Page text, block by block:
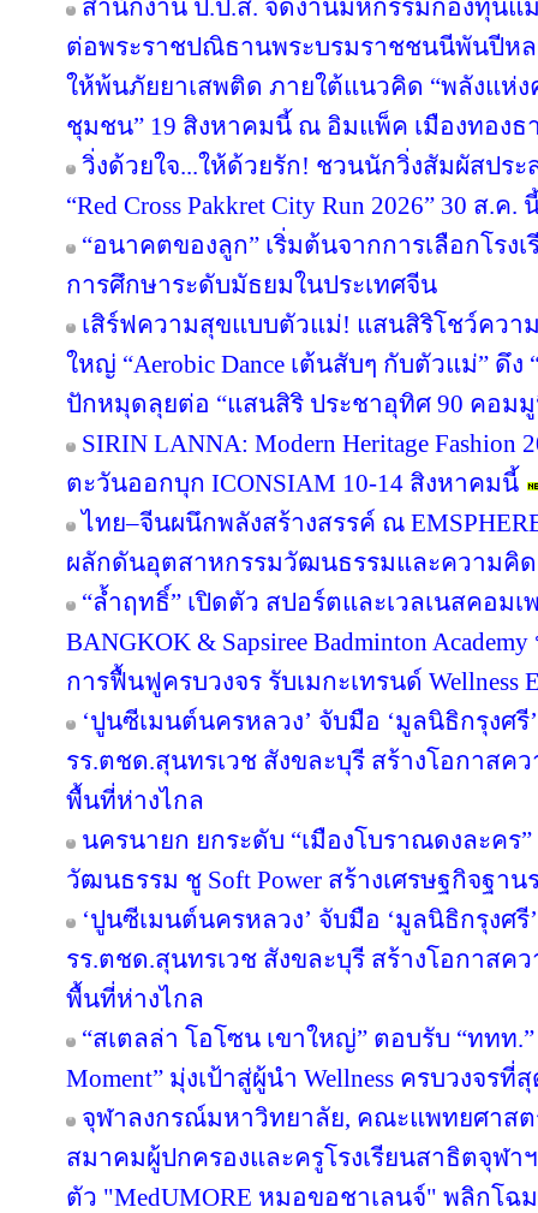
สำนักงาน ป.ป.ส. จัดงานมหกรรมกองทุนแ
ต่อพระราชปณิธานพระบรมราชชนนีพันปีห
ให้พ้นภัยยาเสพติด ภายใต้แนวคิด “พลังแห่
ชุมชน” 19 สิงหาคมนี้ ณ อิมแพ็ค เมืองทองธ
วิ่งด้วยใจ...ให้ด้วยรัก! ชวนนักวิ่งสัมผัสปร
“Red Cross Pakkret City Run 2026” 30 ส.ค.
“อนาคตของลูก” เริ่มต้นจากการเลือกโรง
การศึกษาระดับมัธยมในประเทศจีน
เสิร์ฟความสุขแบบตัวแม่! แสนสิริโชว์ความ
ใหญ่ “Aerobic Dance เต้นสับๆ กับตัวแม่” ดึ
ปักหมุดลุยต่อ “แสนสิริ ประชาอุทิศ 90 คอม
SIRIN LANNA: Modern Heritage
ตะวันออกบุก ICONSIAM 10-14 สิงหาคมนี้
ไทย–จีนผนึกพลังสร้างสรรค์ ณ
ผลักดันอุตสาหกรรมวัฒนธรรมและความคิด
“ล้ำฤทธิ์” เปิดตัว สปอร์ตและเวลเนสคอม
BANGKOK & Sapsiree Badminton
การฟื้นฟูครบวงจร รับเมกะเทรนด์ Wellness
‘ปูนซีเมนต์นครหลวง’ จับมือ ‘มูลนิธิกรุงศรี
รร.ตชด.สุนทรเวช สังขละบุรี สร้างโอกาสค
พื้นที่ห่างไกล
นครนายก ยกระดับ “เมืองโบราณดงละคร
วัฒนธรรม ชู Soft Power สร้างเศรษฐกิจฐา
‘ปูนซีเมนต์นครหลวง’ จับมือ ‘มูลนิธิกรุงศรี
รร.ตชด.สุนทรเวช สังขละบุรี สร้างโอกาสค
พื้นที่ห่างไกล
“สเตลล่า โอโซน เขาใหญ่” ตอบรับ “ททท.”
Moment” มุ่งเป้าสู่ผู้นำ Wellness ครบวงจร
จุฬาลงกรณ์มหาวิทยาลัย, คณะแพทยศาส
สมาคมผู้ปกครองและครูโรงเรียนสาธิตจุฬา
ตัว "MedUMORE หมอขอชาเลนจ์" พลิกโฉม